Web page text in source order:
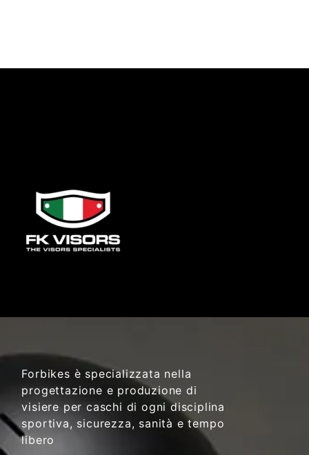
Forbikes è specializzata nella
progettazione e produzione di
visiere per caschi di ogni disciplina
sportiva, sicurezza, sanità e tempo
libero